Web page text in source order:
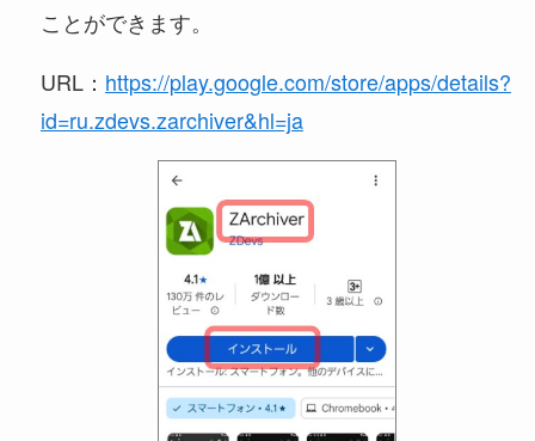
ことができます。
URL： https://play.google.com/store/apps/details?
id=ru.zdevs.zarchiver&hl=ja